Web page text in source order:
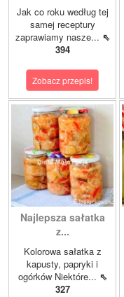
Jak co roku według tej
samej receptury
zaprawiamy nasze... ⇖
394
Zobacz przepis!
Najlepsza sałatka
z...
Kolorowa sałatka z
kapusty, papryki i
ogórków Niektóre... ⇖
327